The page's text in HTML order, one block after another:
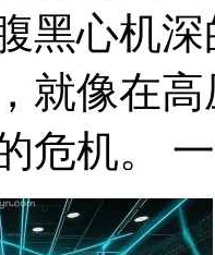
黑心机
就像在
危机。